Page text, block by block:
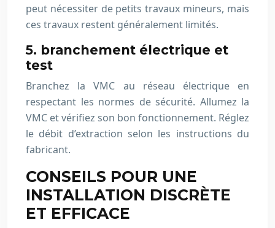
peut nécessiter de petits travaux mineurs, mais
ces travaux restent généralement limités.
5. branchement électrique et
test
Branchez la VMC au réseau électrique en
respectant les normes de sécurité. Allumez la
VMC et vérifiez son bon fonctionnement. Réglez
le débit d’extraction selon les instructions du
fabricant.
CONSEILS POUR UNE
INSTALLATION DISCRÈTE
ET EFFICACE